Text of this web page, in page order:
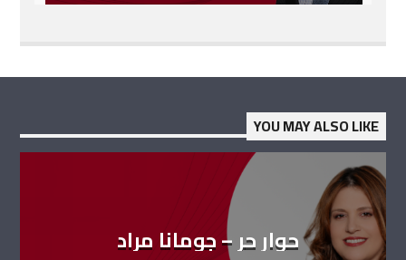
YOU MAY ALSO LIKE
حوار حر – جومانا مراد